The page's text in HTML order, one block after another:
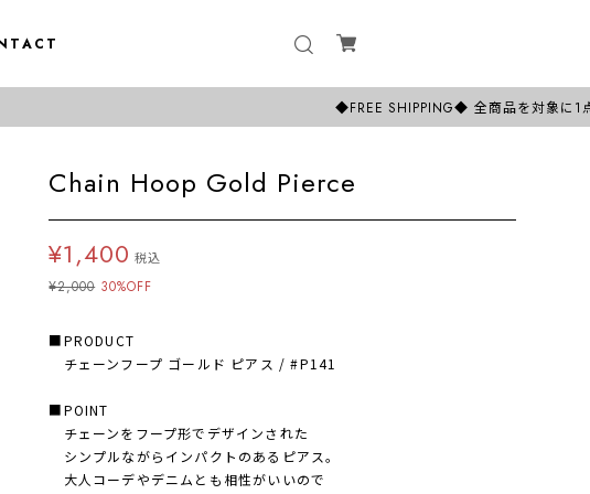
◆FREE SHIPPING◆ 全商品を対象に1点からでも日
Chain Hoop Gold Pierce
¥1,400 税込
¥2,000 30%OFF
■PRODUCT
チェーンフープ ゴールド ピアス / #P141
■POINT
チェーンをフープ形でデザインされた
シンプルながらインパクトのあるピアス。
大人コーデやデニムとも相性がいいので